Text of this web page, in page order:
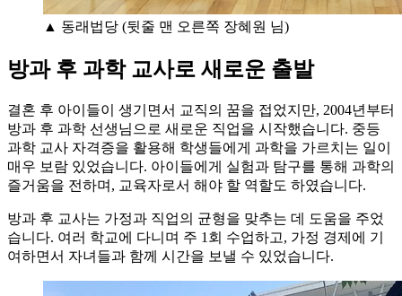
▲ 동래법당 (뒷줄 맨 오른쪽 장혜원 님)
방과 후 과학 교사로 새로운 출발
결혼 후 아이들이 생기면서 교직의 꿈을 접었지만, 2004년부터
방과 후 과학 선생님으로 새로운 직업을 시작했습니다. 중등
과학 교사 자격증을 활용해 학생들에게 과학을 가르치는 일이
매우 보람 있었습니다. 아이들에게 실험과 탐구를 통해 과학의
즐거움을 전하며, 교육자로서 해야 할 역할도 하였습니다.
방과 후 교사는 가정과 직업의 균형을 맞추는 데 도움을 주었
습니다. 여러 학교에 다니며 주 1회 수업하고, 가정 경제에 기
여하면서 자녀들과 함께 시간을 보낼 수 있었습니다.